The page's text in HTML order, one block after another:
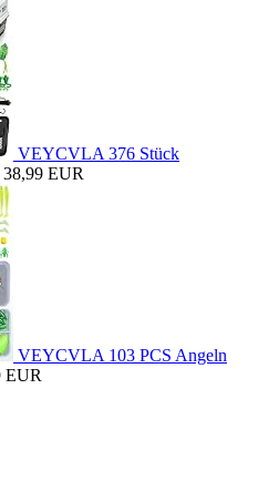
VEYCVLA 376 Stück
38,99 EUR
VEYCVLA 103 PCS Angeln
EUR